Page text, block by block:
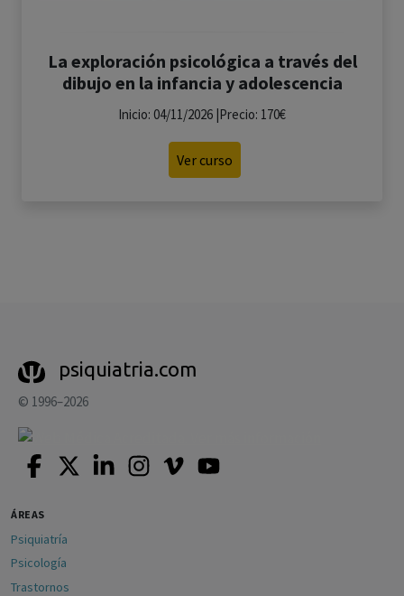
La exploración psicológica a través del
dibujo en la infancia y adolescencia
Inicio: 04/11/2026 |Precio: 170€
Ver curso
psiquiatria.com
© 1996–2026
ÁREAS
Psiquiatría
Psicología
Trastornos